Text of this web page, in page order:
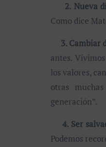
2. Nueva
Como dice
3. Cambiar
antes.
los valores,
otras
generación”.
4. Ser
Podemos